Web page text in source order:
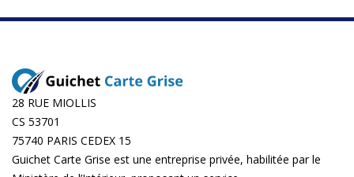
28 RUE MIOLLIS
CS 53701
75740 PARIS CEDEX 15
Guichet Carte Grise est une entreprise privée, habilitée par le